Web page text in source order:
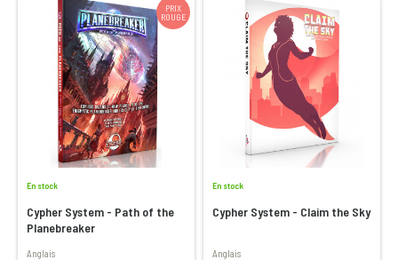
PRIX
ROUGE
En stock
Cypher System - Path of the
Planebreaker
Anglais
En stock
Cypher System - Claim the Sky
Anglais